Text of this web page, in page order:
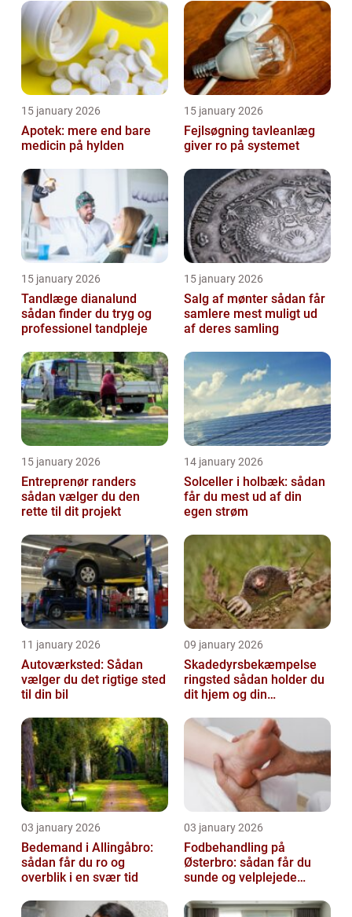
15 january 2026
Apotek: mere end bare
medicin på hylden
15 january 2026
Fejlsøgning tavleanlæg
giver ro på systemet
15 january 2026
Tandlæge dianalund
sådan finder du tryg og
professionel tandpleje
15 january 2026
Salg af mønter sådan får
samlere mest muligt ud
af deres samling
15 january 2026
Entreprenør randers
sådan vælger du den
rette til dit projekt
14 january 2026
Solceller i holbæk: sådan
får du mest ud af din
egen strøm
11 january 2026
Autoværksted: Sådan
vælger du det rigtige sted
til din bil
09 january 2026
Skadedyrsbekæmpelse
ringsted sådan holder du
dit hjem og din
gæster
03 january 2026
Bedemand i Allingåbro:
sådan får du ro og
overblik i en svær tid
03 january 2026
Fodbehandling på
Østerbro: sådan får du
sunde og velplejede